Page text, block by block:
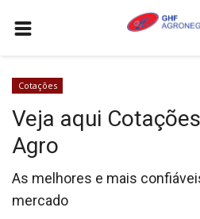
AGRONEGÓCIOS
LEILÕES
FEIRAS E EVENTOS
LOGÍSTICA
Cotações
Veja aqui
Agro
As melhores e mais
mercado